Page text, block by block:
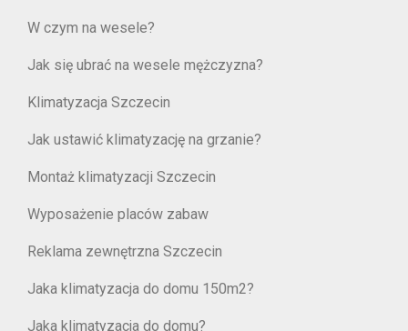
W czym na wesele?
Jak się ubrać na wesele mężczyzna?
Klimatyzacja Szczecin
Jak ustawić klimatyzację na grzanie?
Montaż klimatyzacji Szczecin
Wyposażenie placów zabaw
Reklama zewnętrzna Szczecin
Jaka klimatyzacja do domu 150m2?
Jaka klimatyzacja do domu?